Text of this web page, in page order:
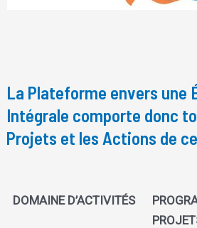
La Plateforme envers une
Intégrale comporte donc
Projets et les Actions de
DOMAINE D’ACTIVITÉS